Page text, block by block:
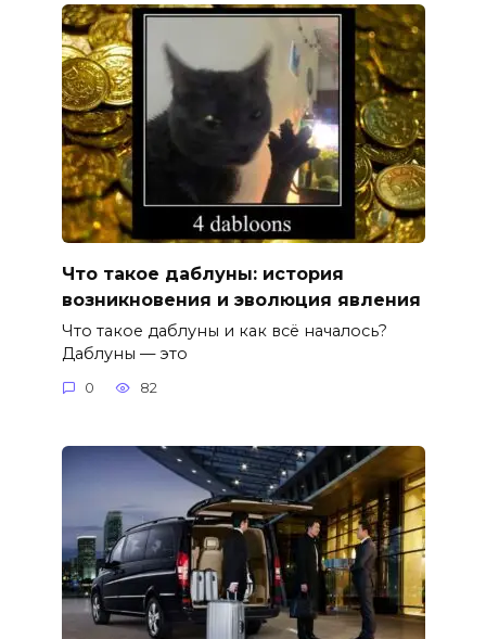
Что такое даблуны: история
возникновения и эволюция явления
Что такое даблуны и как всё началось?
Даблуны — это
0 82